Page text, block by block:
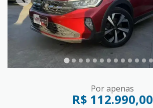
Por apenas
R$ 112.990,00